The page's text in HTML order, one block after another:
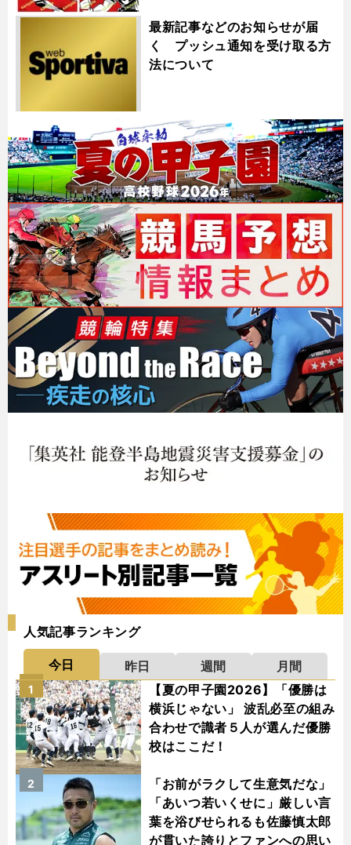
最新記事などのお知らせが届
く プッシュ通知を受け取る方
法について
人気記事ランキング
今日 昨日 週間
月間
【夏の甲子園2026】「優勝は
横浜じゃない」 波乱必至の組み
合わせで識者５人が選んだ優勝
校はここだ！
1
「お前がラクして生意気だな」
「あいつ若いくせに」厳しい言
葉を浴びせられるも佐藤慎太郎
が貫いた誇りとファンへの思い
2